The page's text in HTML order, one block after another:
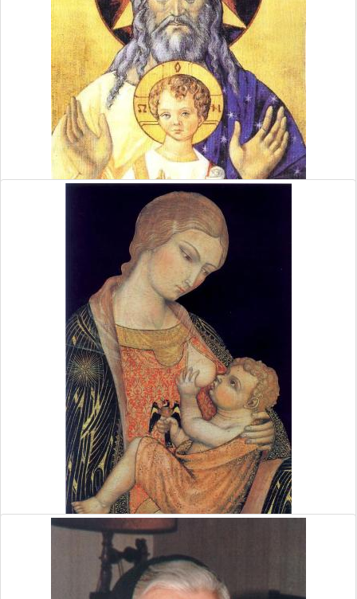
PREMIESTNENIA SVÄTÉHO DOMU Z
NAZARETA AŽ DO LORETA. ROZHOVOR S
PROF. GIORGIO-M NICOLINI-M.
7. máj 2019
Read More»
By Daniel Ruščák
1/9/23 7:21 PM
4778 Views,0 Comments
anjeli
panna
mária
loreto
MODLITBA K NEPOŠKVRNENEJ DUCHA
Ô, Nepoškvrnená Ducha Svätého, z moci, ktorú Večný Otec ti
dal nad anjelmi a archanjelmi, zošli nám zbory anjelov na čele
so svätým Michalom archanjelom, aby sme boli oslobodení od
Zlého a uzdravení! [Preložené z taliančiny: ...
Read More»
By Daniel Ruščák
12/5/21 7:05 AM
14256 Views,0 Comments
anjeli
nádej
večnosť
nebo
civilizácia lásky cesta svätosti
POSOLSTVO PRE ĽUDSTVO, KTORÉ DALA